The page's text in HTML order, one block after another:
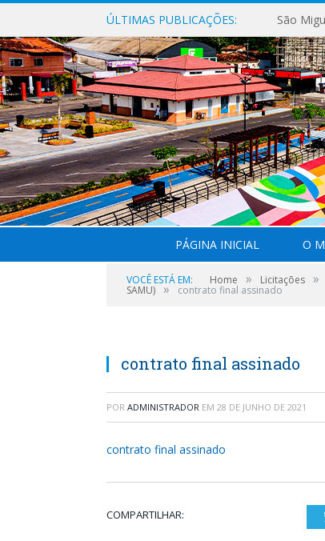
ÚLTIMAS PUBLICAÇÕES:
PÁGINA INICIAL O
VOCÊ ESTÁ EM: Home » Licitações »
SAMU) » contrato final assinado
contrato final assinado
POR ADMINISTRADOR EM 28 DE JUNHO DE 2021
contrato final assinado
COMPARTILHAR: